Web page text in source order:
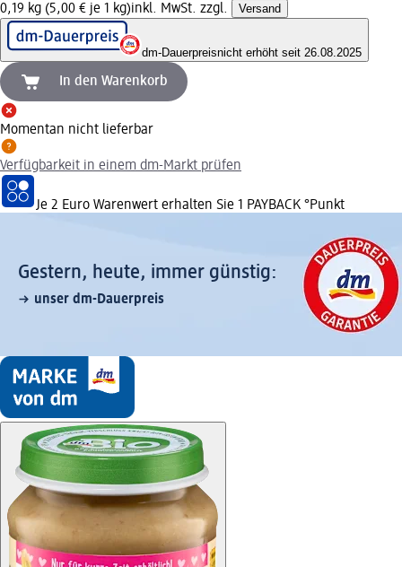
0,19 kg (5,00 € je 1 kg)inkl. MwSt. zzgl. Versand
dm-Dauerpreisnicht erhöht seit 26.08.2025
In den Warenkorb
Momentan nicht lieferbar
Verfügbarkeit in einem dm-Markt prüfen
Je 2 Euro Warenwert erhalten Sie 1 PAYBACK °Punkt
Gestern, heute, immer günstig:
unser dm-Dauerpreis